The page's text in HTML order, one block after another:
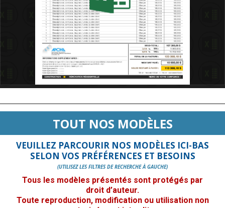
TOUT NOS MODÈLES
VEUILLEZ PARCOURIR NOS MODÈLES ICI-BAS
SELON VOS PRÉFÉRENCES ET BESOINS
(UTILISEZ LES FILTRES DE RECHERCHE À GAUCHE)
Tous les modèles présentés sont protégés par
droit d’auteur.
Toute reproduction, modification ou utilisation non